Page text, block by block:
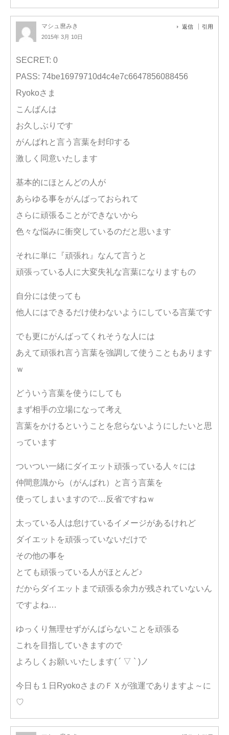
マシュ麿みき
2015年 3月 10日
返信 引用
SECRET: 0
PASS: 74be16979710d4c4e7c6647856088456
Ryokoさま
こんばんは
お久しぶりです
がんばれと言う言葉を封印する
激しく同意いたします
基本的にほとんどの人が
あらゆる事をがんばっておられて
さらに頑張ることができないから
色々な悩みに衝突しているのだと思います
それに単に『頑張れ』なんて言うと
頑張っている人に大変失礼な言葉になりますもの
自分には使っても
他人にはできるだけ使わないようにしている言葉です
でも更にがんばってくれそうな人には
あえて頑張れ言う言葉を強調して使うこともあります
ｗ
どういう言葉を使うにしても
まず相手の立場になって考え
言葉をかけるということを怠らないようにしたいと思
っています
ついつい一緒にダイエット頑張っている人々には
仲間意識から（がんばれ）と言う言葉を
使ってしまいますので…反省ですねｗ
太っている人は怠けているイメージがあるけれど
ダイエットを頑張っていないだけで
その他の事を
とても頑張っている人がほとんど♪
だからダイエットまで頑張る余力が残されていないん
ですよね…
ゆっくり無理せずがんばらないことを頑張る
これを目指していきますので
よろしくお願いいたします( ´ ▽ ` )ノ
今日も１日RyokoさまのＦＸが強運でありますよ～に
♡